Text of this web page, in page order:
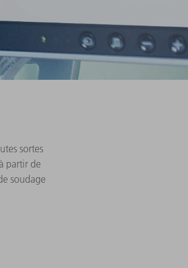
sortes
partir de
soudage